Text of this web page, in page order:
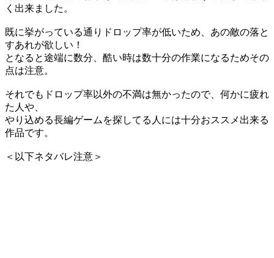
く出来ました。
既に挙がっている通りドロップ率が低いため、あの敵の落と
すあれが欲しい！
となると途端に数分、酷い時は数十分の作業になるためその
点は注意。
それでもドロップ率以外の不満は無かったので、何かに疲れ
た人や、
やり込める長編ゲームを探してる人には十分おススメ出来る
作品です。
＜以下ネタバレ注意＞